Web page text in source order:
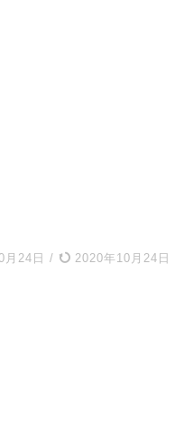
月24日 / 2020年10月24日